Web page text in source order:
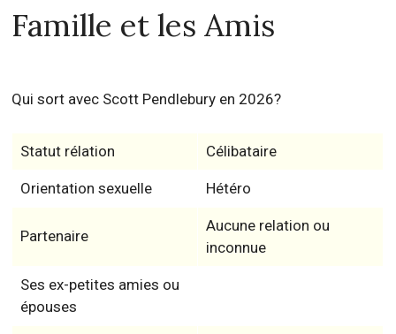
Famille et les Amis
Qui sort avec Scott Pendlebury en 2026?
Statut rélation Célibataire
Orientation sexuelle Hétéro
Partenaire
Aucune relation ou
inconnue
Ses ex-petites amies ou
épouses